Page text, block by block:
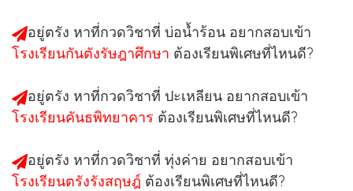
อยู่ตรัง หาที่กวดวิชาที่ บ่อน้ำร้อน อยากสอบเข้า
โรงเรียนกันตังรัษฎาศึกษา ต้องเรียนพิเศษที่ไหนดี?
อยู่ตรัง หาที่กวดวิชาที่ ปะเหลียน อยากสอบเข้า
โรงเรียนคันธพิทยาคาร ต้องเรียนพิเศษที่ไหนดี?
อยู่ตรัง หาที่กวดวิชาที่ ทุ่งค่าย อยากสอบเข้า
โรงเรียนตรังรังสฤษฎ์ ต้องเรียนพิเศษที่ไหนดี?